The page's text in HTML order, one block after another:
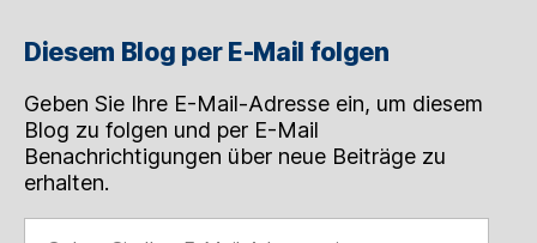
Diesem Blog per E-Mail folgen
Geben Sie Ihre E-Mail-Adresse ein, um diesem
Blog zu folgen und per E-Mail
Benachrichtigungen über neue Beiträge zu
erhalten.